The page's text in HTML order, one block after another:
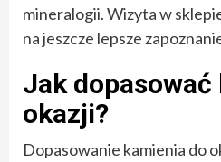
mineralogii. Wizyta w
na jeszcze lepsze
Jak dopasować
okazji?
Dopasowanie kamienia do